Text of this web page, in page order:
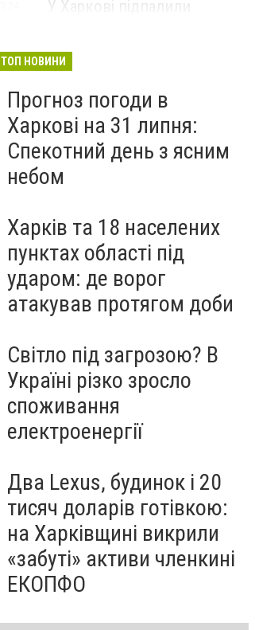
У Харкові підпалили
ФОТО
ТОП НОВИНИ
Прогноз погоди в
Харкові на 31 липня:
Спекотний день з ясним
небом
Харків та 18 населених
пунктах області під
ударом: де ворог
атакував протягом доби
Світло під загрозою? В
Україні різко зросло
споживання
електроенергії
Два Lexus, будинок і 20
тисяч доларів готівкою:
на Харківщині викрили
«забуті» активи членкині
ЕКОПФО